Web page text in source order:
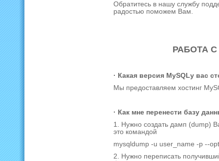
Обратитесь в нашу службу
радостью поможем Вам.
РАБОТА
· Какая версия MySQLу вас
Мы предоставляем хостинг
· Как мне перенести базу
1. Нужно создать дамп (dump)
это командой
mysqldump -u user_name -p --
2. Нужно переписать